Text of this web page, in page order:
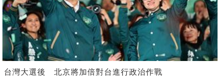
台灣大選後 北京將加倍對台進行政治作戰